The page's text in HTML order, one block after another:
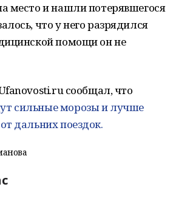
место и нашли потерявшегося
что у него разрядился
помощи он не
сообщал, что
сильные морозы и лучше
дальних поездок.